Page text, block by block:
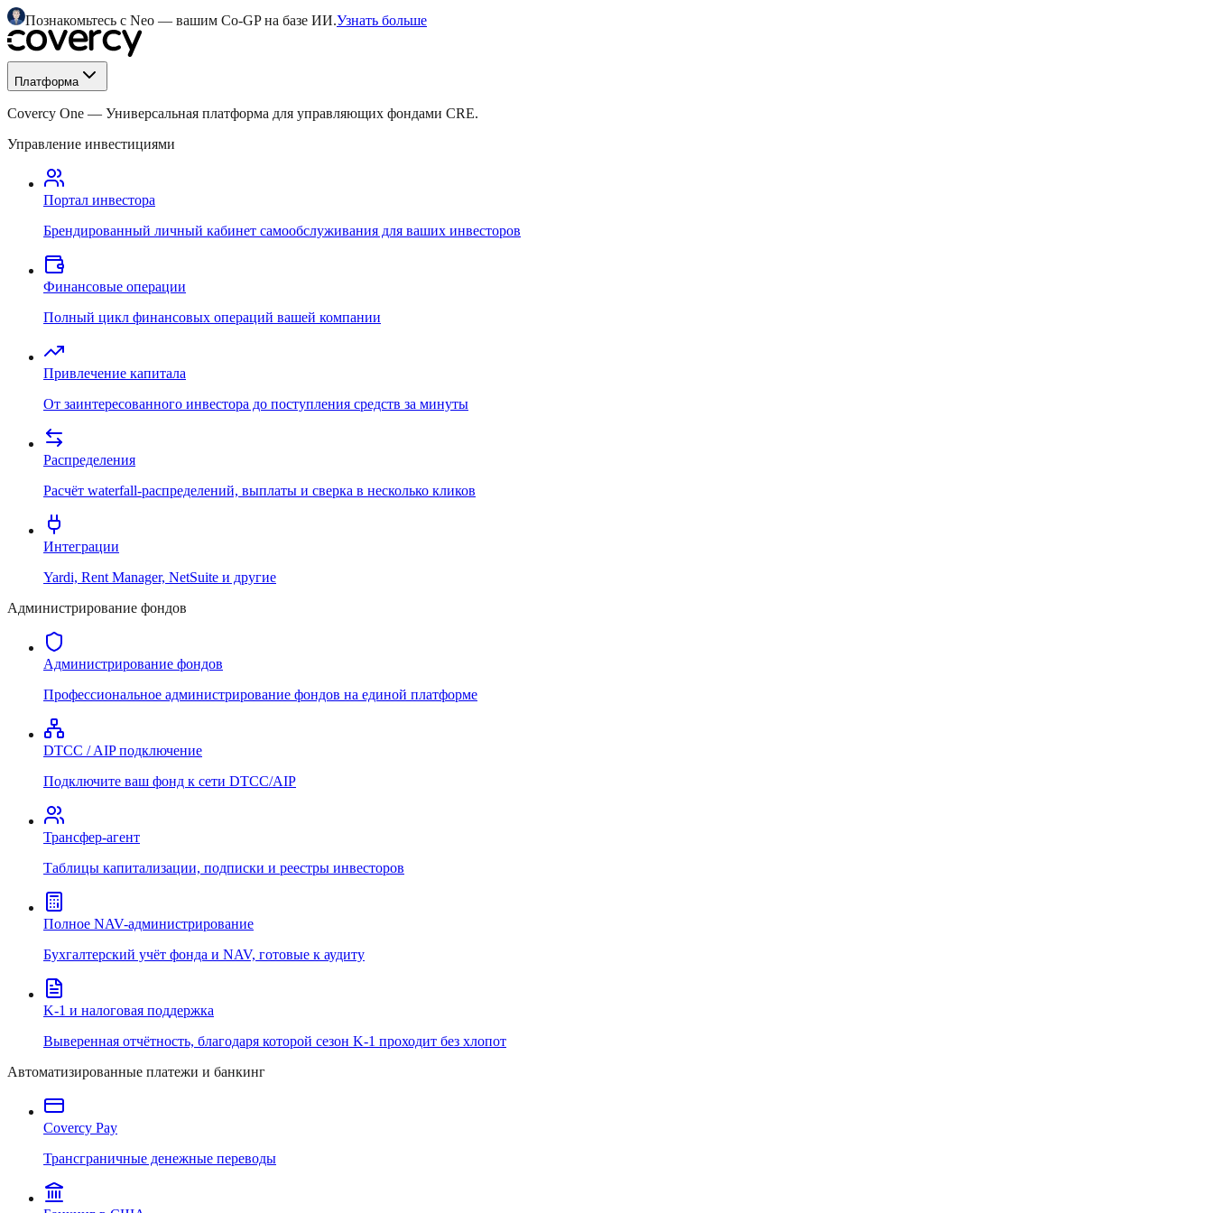
Познакомьтесь с Neo — вашим Co-GP на базе ИИ.Узнать больше
Платформа
Covercy One — Универсальная платформа для управляющих фондами CRE.
Управление инвестициями
Портал инвестора
Брендированный личный кабинет самообслуживания для ваших инвесторов
Финансовые операции
Полный цикл финансовых операций вашей компании
Привлечение капитала
От заинтересованного инвестора до поступления средств за минуты
Распределения
Расчёт waterfall-распределений, выплаты и сверка в несколько кликов
Интеграции
Yardi, Rent Manager, NetSuite и другие
Администрирование фондов
Администрирование фондов
Профессиональное администрирование фондов на единой платформе
DTCC / AIP подключение
Подключите ваш фонд к сети DTCC/AIP
Трансфер-агент
Таблицы капитализации, подписки и реестры инвесторов
Полное NAV-администрирование
Бухгалтерский учёт фонда и NAV, готовые к аудиту
K-1 и налоговая поддержка
Выверенная отчётность, благодаря которой сезон K-1 проходит без хлопот
Автоматизированные платежи и банкинг
Covercy Pay
Трансграничные денежные переводы